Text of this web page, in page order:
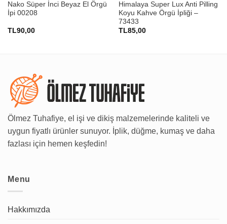
Nako Süper İnci Beyaz El Örgü
İpi 00208
TL90,00
Himalaya Super Lux Anti Pilling
Koyu Kahve Örgü İpliği –
73433
TL85,00
Ölmez Tuhafiye, el işi ve dikiş malzemelerinde kaliteli ve
uygun fiyatlı ürünler sunuyor. İplik, düğme, kumaş ve daha
fazlası için hemen keşfedin!
Menu
Hakkımızda